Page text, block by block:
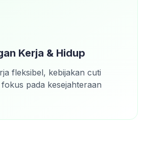
Kerja & Hidup
fleksibel, kebijakan cuti
pada kesejahteraan